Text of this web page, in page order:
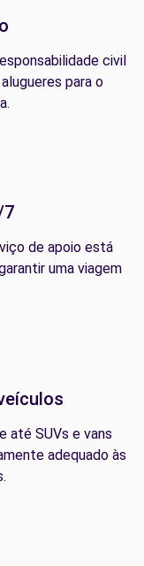
civil
para o
7
de apoio está
uma viagem
até SUVs e vans
adequado às